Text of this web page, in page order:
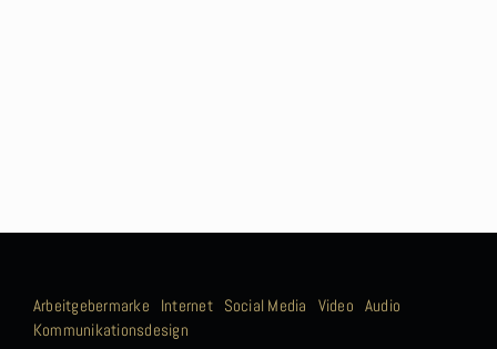
Arbeitgebermarke Internet Social Media Video Audio
Kommunikationsdesign